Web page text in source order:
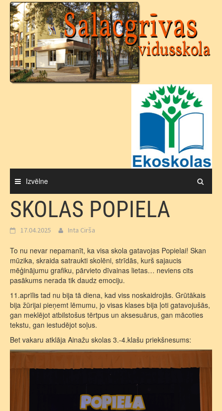
Skip
content
Izvēlne
SKOLAS POPIELA
17.04.2025 Inta Cirša
To nu nevar nepamanīt, ka visa skola gatavojas Popielai! Skan
mūzika, skraida satraukti skolēni, strīdās, kurš sajaucis
mēģinājumu grafiku, pārvieto dīvainas lietas… neviens cits
pasākums nerada tik daudz emociju.
11.aprīlis tad nu bija tā diena, kad viss noskaidrojās. Grūtākais
bija žūrijai pieņemt lēmumu, jo visas klases bija ļoti gatavojušās,
gan meklējot atbilstošus tērtpus un aksesuārus, gan mācoties
tekstu, gan iestudējot soļus.
Bet vakaru atklāja Ainažu skolas 3.-4.klašu priekšnesums: